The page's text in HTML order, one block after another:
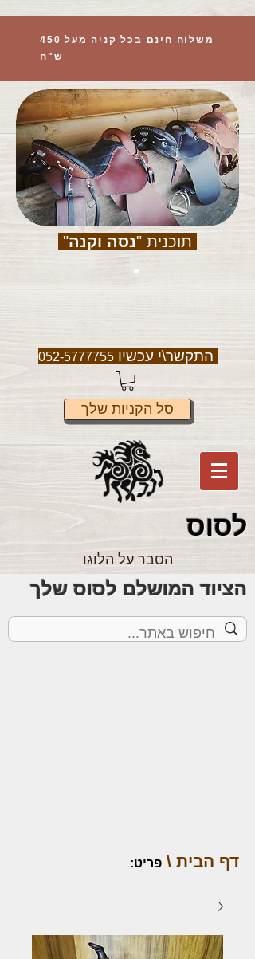
משלוח חינם בכל קניה מעל 450
ש"ח
תוכנית "נסה וקנה"
התקשר\י עכשיו052-5777755
סל הקניות שלך
לסוס
הסבר על הלוגו
הציוד המושלם לסוס שלך
דף הבית \ פריט: